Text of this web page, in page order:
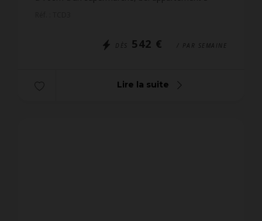
DÈS 542 € / PAR SEMAINE
Lire la suite